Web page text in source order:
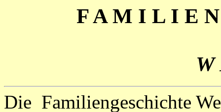
F A M I L I E
W
Die Familiengeschichte